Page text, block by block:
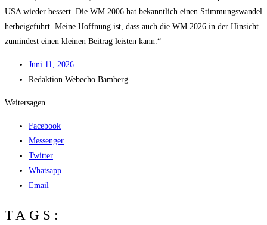
USA wie­der bes­sert. Die WM 2006 hat bekannt­lich einen Stim­mungs­wan­del
her­bei­ge­führt. Mei­ne Hoff­nung ist, dass auch die WM 2026 in der Hin­sicht
zumin­dest einen klei­nen Bei­trag leis­ten kann.“
Juni 11, 2026
Redak­ti­on Web­echo Bamberg
Weitersagen
Facebook
Messenger
Twitter
Whatsapp
Email
TAGS: